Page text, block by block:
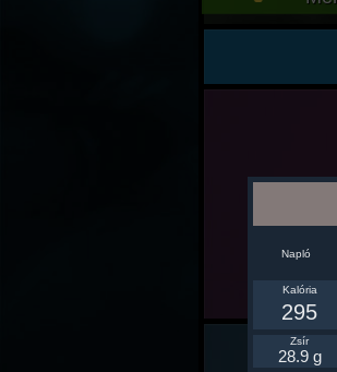
Napló
Kalória
295
Zsír
28.9 g